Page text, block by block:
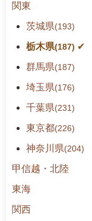
関東
茨城県(193)
栃木県(187)
群馬県(187)
埼玉県(176)
千葉県(231)
東京都(226)
神奈川県(204)
甲信越・北陸
東海
関西